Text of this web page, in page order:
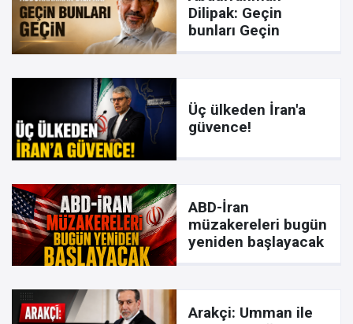
Dilipak: Geçin
bunları Geçin
Üç ülkeden İran'a
güvence!
ABD-İran
müzakereleri bugün
yeniden başlayacak
Arakçi: Umman ile